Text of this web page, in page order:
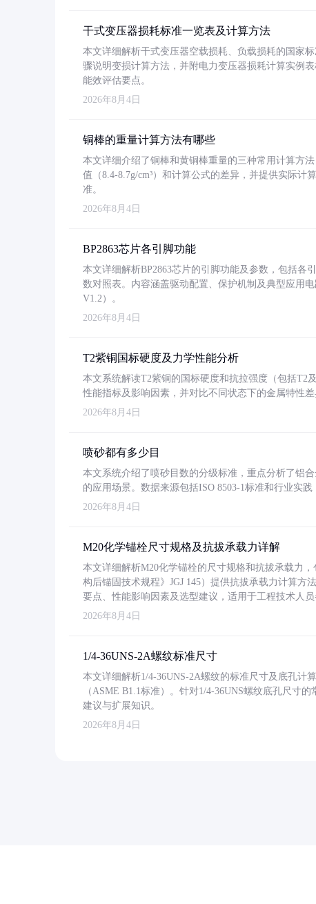
干式变压器损耗标准一览表及计算方法
本文详细解析干式变压器空载损耗、负载损耗的国家
骤说明变损计算方法，并附电力变压器损耗计算实例
能效评估要点。
2026年8月4日
铜棒的重量计算方法有哪些
本文详细介绍了铜棒和黄铜棒重量的三种常用计算方
值（8.4-8.7g/cm³）和计算公式的差异，并提供实际计
准。
2026年8月4日
BP2863芯片各引脚功能
本文详细解析BP2863芯片的引脚功能及参数，包括各
数对照表。内容涵盖驱动配置、保护机制及典型应用
V1.2）。
2026年8月4日
T2紫铜国标硬度及力学性能分析
本文系统解读T2紫铜的国标硬度和抗拉强度（包括T2
性能指标及影响因素，并对比不同状态下的金属特性差
2026年8月4日
喷砂都有多少目
本文系统介绍了喷砂目数的分级标准，重点分析了铝
的应用场景。数据来源包括ISO 8503-1标准和行业实
2026年8月4日
M20化学锚栓尺寸规格及抗拔承载力详解
本文详细解析M20化学锚栓的尺寸规格和抗拔承载力
构后锚固技术规程》JGJ 145）提供抗拔承载力计算方
要点、性能影响因素及选型建议，适用于工程技术人员
2026年8月4日
1/4-36UNS-2A螺纹标准尺寸
本文详细解析1/4-36UNS-2A螺纹的标准尺寸及底孔计
（ASME B1.1标准）。针对1/4-36UNS螺纹底孔尺寸
建议与扩展知识。
2026年8月4日